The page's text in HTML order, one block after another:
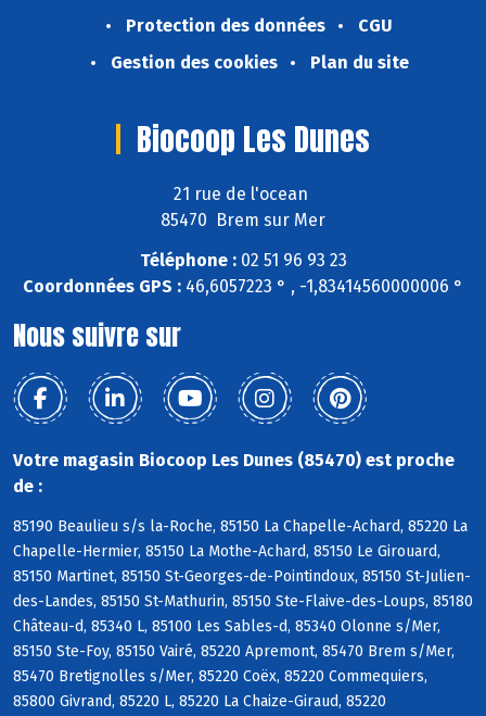
Protection des données
CGU
Gestion des cookies
Plan du site
Biocoop Les Dunes
21 rue de l'ocean
85470 Brem sur Mer
Téléphone :02 51 96 93 23
Coordonnées GPS : 46,6057223 ° , -1,83414560000006 °
Nous suivre sur
Votre magasin Biocoop Les Dunes (85470) est proche
de :
85190 Beaulieu s/s la-Roche, 85150 La Chapelle-Achard, 85220 La
Chapelle-Hermier, 85150 La Mothe-Achard, 85150 Le Girouard,
85150 Martinet, 85150 St-Georges-de-Pointindoux, 85150 St-Julien-
des-Landes, 85150 St-Mathurin, 85150 Ste-Flaive-des-Loups, 85180
Château-d, 85340 L, 85100 Les Sables-d, 85340 Olonne s/Mer,
85150 Ste-Foy, 85150 Vairé, 85220 Apremont, 85470 Brem s/Mer,
85470 Bretignolles s/Mer, 85220 Coëx, 85220 Commequiers,
85800 Givrand, 85220 L, 85220 La Chaize-Giraud, 85220